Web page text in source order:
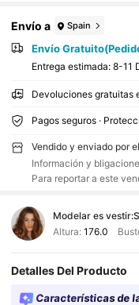
Envío a Spain
Envío
Entrega estimada: 8-11
Devoluciones gratuitas
Pagos seguros ·
Vendido y enviado por
Información y
Para reportar a este
Modelar es vestir:S
Altura: 176.0
Detalles Del Producto
Características de